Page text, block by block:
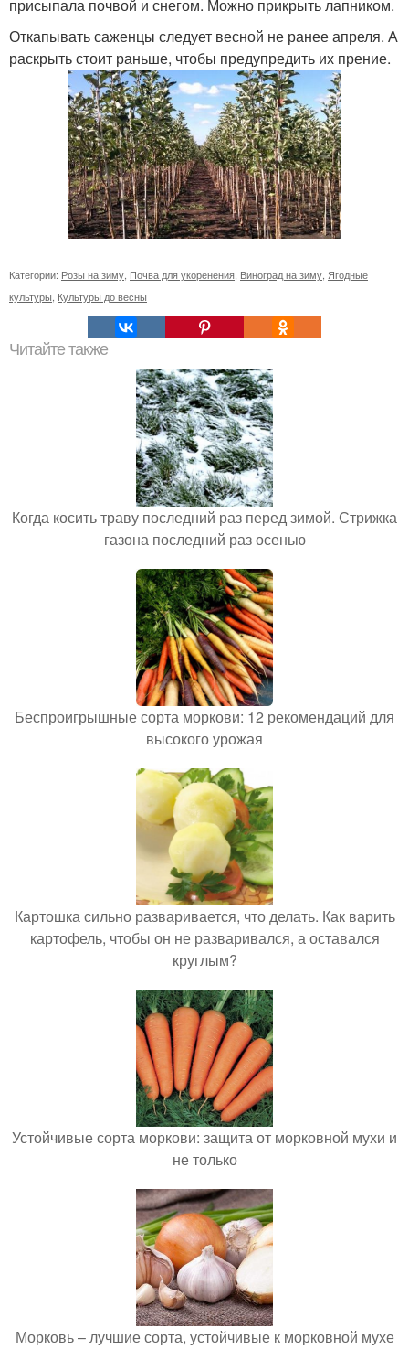
присыпала почвой и снегом. Можно прикрыть лапником.
Откапывать саженцы следует весной не ранее апреля. А
раскрыть стоит раньше, чтобы предупредить их прение.
Категории: Розы на зиму Почва для укоренения Виноград на зиму Ягодные
культуры Культуры до весны
Читайте также
Когда косить траву последний раз перед зимой. Стрижка
газона последний раз осенью
Беспроигрышные сорта моркови: 12 рекомендаций для
высокого урожая
Картошка сильно разваривается, что делать. Как варить
картофель, чтобы он не разваривался, а оставался
круглым?
Устойчивые сорта моркови: защита от морковной мухи и
не только
Морковь – лучшие сорта, устойчивые к морковной мухе